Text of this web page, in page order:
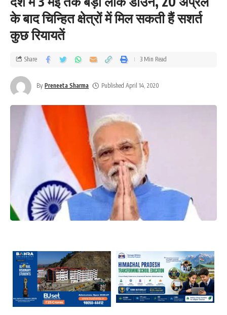
के बाद चिन्हित क्षेत्रों में मिल सकती हैं सशर्त
कुछ रियायतें
By Preneeta Sharma Published April 14, 2020
Share 3 Min Read